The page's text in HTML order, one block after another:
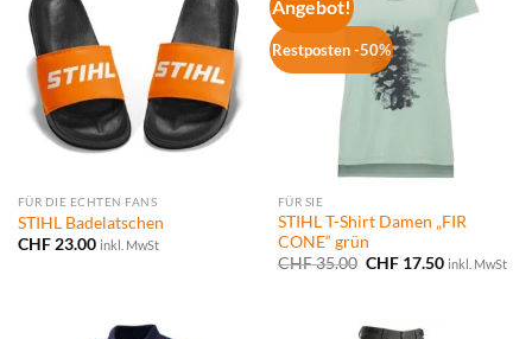
FÜR DIE ECHTEN FANS
STIHL Badelatschen
CHF23.00 inkl. MwSt
Angebot!
Restposten -50%
FÜR SIE
STIHL T-Shirt Damen „FIR
CONE“ grün
CHF35.00 Ursprünglicher
CHF17.50Aktueller
inkl. MwSt